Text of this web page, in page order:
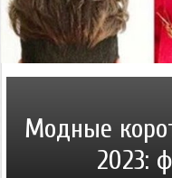
Модные
2023: